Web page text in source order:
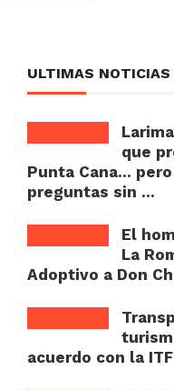
ULTIMAS NOTICIAS
que
Punta Cana…
preguntas sin ...
El
La
Adoptivo a Don
acuerdo con la